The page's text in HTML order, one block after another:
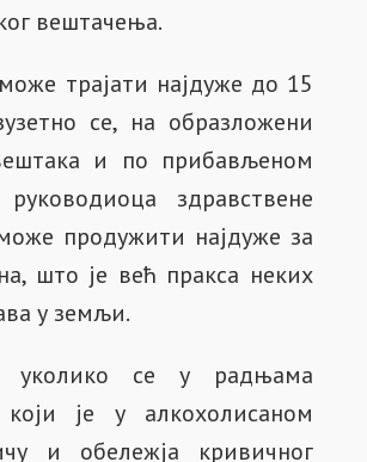
вештачења.
трајати најдуже до 15
се, на образложени
и по прибављеном
здравствене
продужити најдуже за
што је већ пракса неких
у земљи.
уколико се у радњама
је у алкохолисаном
и обележја кривичног